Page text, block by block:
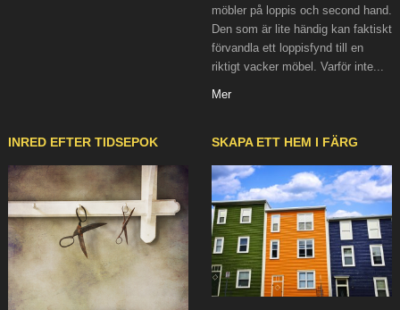
möbler på loppis och second hand.
Den som är lite händig kan faktiskt
förvandla ett loppisfynd till en
riktigt vacker möbel. Varför inte...
Mer
INRED EFTER TIDSEPOK SKAPA ETT HEM I FÄRG